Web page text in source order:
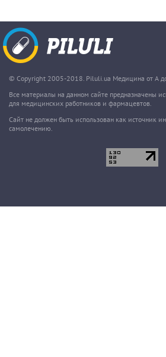
© Copyright 2005-2018. Piluli.ua Медицина от А
Все материалы на данном сайте предназначены
для медицинских работников и фармацевтов.
Сайт не должен быть использован как источник
самолечению.